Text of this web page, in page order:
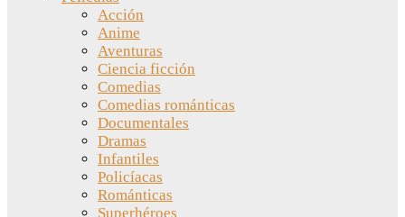
Acción
Anime
Aventuras
Ciencia ficción
Comedias
Comedias románticas
Documentales
Dramas
Infantiles
Policíacas
Románticas
Superhéroes